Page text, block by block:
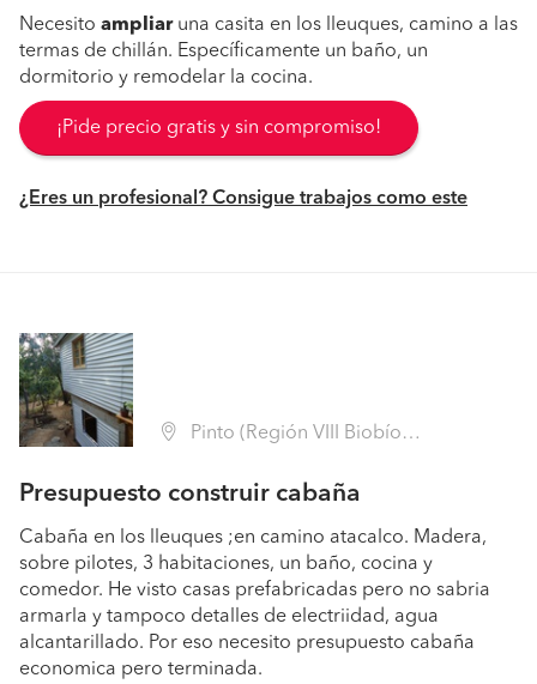
Necesito ampliaruna casita en los lleuques, camino a las
termas de chillán. Específicamente un baño, un
dormitorio y remodelar la cocina.
¡Pide precio gratis y sin compromiso!
¿Eres un profesional? Consigue trabajos como este
Pinto (Región VIII Biobío - Ñuble)
Presupuesto construir cabaña
Cabaña en los lleuques ;en camino atacalco. Madera,
sobre pilotes, 3 habitaciones, un baño, cocina y
comedor. He visto casas prefabricadas pero no sabria
armarla y tampoco detalles de electriidad, agua
alcantarillado. Por eso necesito presupuesto cabaña
economica pero terminada.